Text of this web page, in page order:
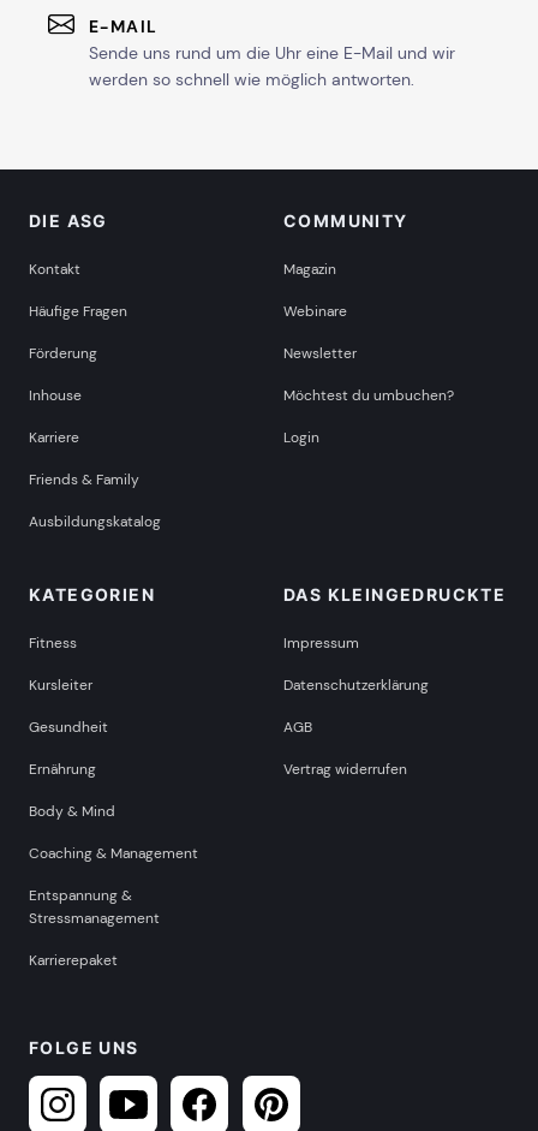
E-MAIL
Sende uns rund um die Uhr eine E-Mail und wir
werden so schnell wie möglich antworten.
DIE ASG
Kontakt
Häufige Fragen
Förderung
Inhouse
Karriere
Friends & Family
Ausbildungskatalog
COMMUNITY
Magazin
Webinare
Newsletter
Möchtest du umbuchen?
Login
KATEGORIEN
Fitness
Kursleiter
Gesundheit
Ernährung
Body & Mind
Coaching & Management
Entspannung &
Stressmanagement
Karrierepaket
DAS KLEINGEDRUCKTE
Impressum
Datenschutzerklärung
AGB
Vertrag widerrufen
FOLGE UNS